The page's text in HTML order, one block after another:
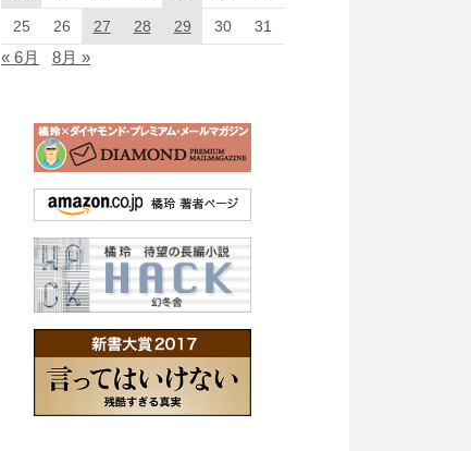
25 26 27 28 29 30 31
« 6月 8月 »